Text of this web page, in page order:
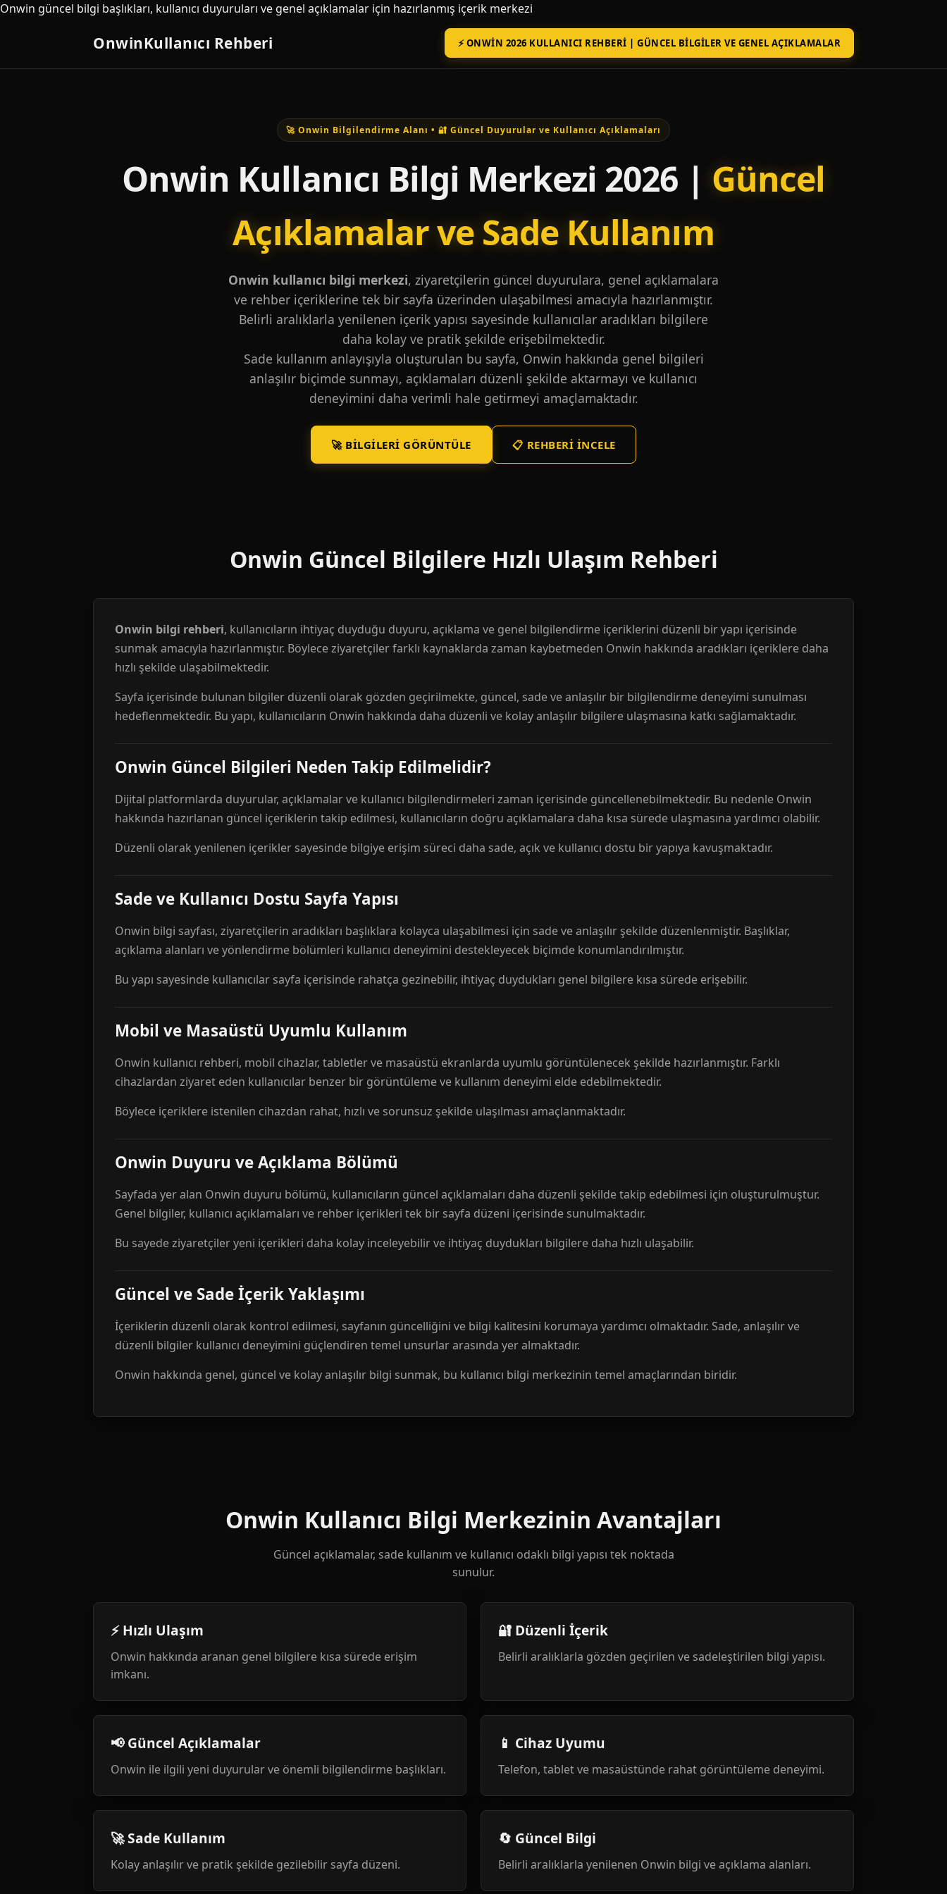
Onwin güncel bilgi başlıkları, kullanıcı duyuruları ve genel açıklamalar için hazırlanmış içerik merkezi
OnwinKullanıcı Rehberi ⚡ ONWIN 2026 KULLANICI REHBERI | GÜNCEL BILGILER VE GENEL AÇIKLAMALAR
🚀 Onwin Bilgilendirme Alanı • 🔐 Güncel Duyurular ve Kullanıcı Açıklamaları
Onwin Kullanıcı Bilgi Merkezi 2026 | Güncel
Açıklamalar ve Sade Kullanım
Onwin kullanıcı bilgi merkezi, ziyaretçilerin güncel duyurulara, genel açıklamalara
ve rehber içeriklerine tek bir sayfa üzerinden ulaşabilmesi amacıyla hazırlanmıştır.
Belirli aralıklarla yenilenen içerik yapısı sayesinde kullanıcılar aradıkları bilgilere
daha kolay ve pratik şekilde erişebilmektedir.
Sade kullanım anlayışıyla oluşturulan bu sayfa, Onwin hakkında genel bilgileri
anlaşılır biçimde sunmayı, açıklamaları düzenli şekilde aktarmayı ve kullanıcı
deneyimini daha verimli hale getirmeyi amaçlamaktadır.
🚀 BILGILERI GÖRÜNTÜLE 📋 REHBERI İNCELE
Onwin Güncel Bilgilere Hızlı Ulaşım Rehberi
Onwin bilgi rehberi, kullanıcıların ihtiyaç duyduğu duyuru, açıklama ve genel bilgilendirme içeriklerini düzenli bir yapı içerisinde
sunmak amacıyla hazırlanmıştır. Böylece ziyaretçiler farklı kaynaklarda zaman kaybetmeden Onwin hakkında aradıkları içeriklere daha
hızlı şekilde ulaşabilmektedir.
Sayfa içerisinde bulunan bilgiler düzenli olarak gözden geçirilmekte, güncel, sade ve anlaşılır bir bilgilendirme deneyimi sunulması
hedeflenmektedir. Bu yapı, kullanıcıların Onwin hakkında daha düzenli ve kolay anlaşılır bilgilere ulaşmasına katkı sağlamaktadır.
Onwin Güncel Bilgileri Neden Takip Edilmelidir?
Dijital platformlarda duyurular, açıklamalar ve kullanıcı bilgilendirmeleri zaman içerisinde güncellenebilmektedir. Bu nedenle Onwin
hakkında hazırlanan güncel içeriklerin takip edilmesi, kullanıcıların doğru açıklamalara daha kısa sürede ulaşmasına yardımcı olabilir.
Düzenli olarak yenilenen içerikler sayesinde bilgiye erişim süreci daha sade, açık ve kullanıcı dostu bir yapıya kavuşmaktadır.
Sade ve Kullanıcı Dostu Sayfa Yapısı
Onwin bilgi sayfası, ziyaretçilerin aradıkları başlıklara kolayca ulaşabilmesi için sade ve anlaşılır şekilde düzenlenmiştir. Başlıklar,
açıklama alanları ve yönlendirme bölümleri kullanıcı deneyimini destekleyecek biçimde konumlandırılmıştır.
Bu yapı sayesinde kullanıcılar sayfa içerisinde rahatça gezinebilir, ihtiyaç duydukları genel bilgilere kısa sürede erişebilir.
Mobil ve Masaüstü Uyumlu Kullanım
Onwin kullanıcı rehberi, mobil cihazlar, tabletler ve masaüstü ekranlarda uyumlu görüntülenecek şekilde hazırlanmıştır. Farklı
cihazlardan ziyaret eden kullanıcılar benzer bir görüntüleme ve kullanım deneyimi elde edebilmektedir.
Böylece içeriklere istenilen cihazdan rahat, hızlı ve sorunsuz şekilde ulaşılması amaçlanmaktadır.
Onwin Duyuru ve Açıklama Bölümü
Sayfada yer alan Onwin duyuru bölümü, kullanıcıların güncel açıklamaları daha düzenli şekilde takip edebilmesi için oluşturulmuştur.
Genel bilgiler, kullanıcı açıklamaları ve rehber içerikleri tek bir sayfa düzeni içerisinde sunulmaktadır.
Bu sayede ziyaretçiler yeni içerikleri daha kolay inceleyebilir ve ihtiyaç duydukları bilgilere daha hızlı ulaşabilir.
Güncel ve Sade İçerik Yaklaşımı
İçeriklerin düzenli olarak kontrol edilmesi, sayfanın güncelliğini ve bilgi kalitesini korumaya yardımcı olmaktadır. Sade, anlaşılır ve
düzenli bilgiler kullanıcı deneyimini güçlendiren temel unsurlar arasında yer almaktadır.
Onwin hakkında genel, güncel ve kolay anlaşılır bilgi sunmak, bu kullanıcı bilgi merkezinin temel amaçlarından biridir.
Onwin Kullanıcı Bilgi Merkezinin Avantajları
Güncel açıklamalar, sade kullanım ve kullanıcı odaklı bilgi yapısı tek noktada
sunulur.
⚡ Hızlı Ulaşım
Onwin hakkında aranan genel bilgilere kısa sürede erişim
imkanı.
🔐 Düzenli İçerik
Belirli aralıklarla gözden geçirilen ve sadeleştirilen bilgi yapısı.
📢 Güncel Açıklamalar
Onwin ile ilgili yeni duyurular ve önemli bilgilendirme başlıkları.
📱 Cihaz Uyumu
Telefon, tablet ve masaüstünde rahat görüntüleme deneyimi.
🚀 Sade Kullanım
Kolay anlaşılır ve pratik şekilde gezilebilir sayfa düzeni.
🔄 Güncel Bilgi
Belirli aralıklarla yenilenen Onwin bilgi ve açıklama alanları.